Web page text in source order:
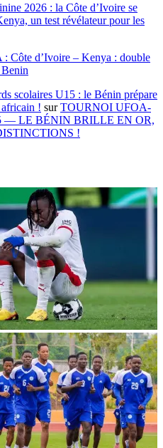
2026 : la Côte d’Ivoire se
un test révélateur pour les
: Côte d’Ivoire – Kenya : double
scolaires U15 : le Bénin prépare
! surTOURNOI UFOA-
— LE BÉNIN BRILLE EN OR,
!